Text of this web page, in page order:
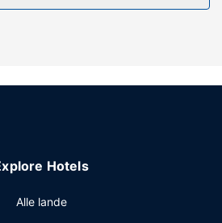
hotel inkluderer gratis trådløs
adgang til et døgnåbent
Hotels
Alle lande